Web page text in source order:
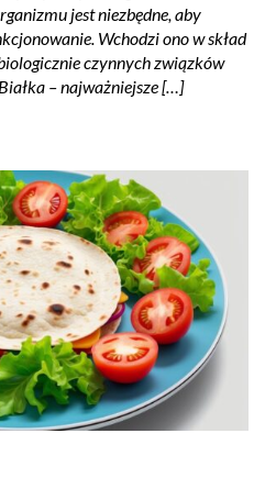
jest niezbędne, aby
Wchodzi ono w skład
czynnych związków
– najważniejsze […]